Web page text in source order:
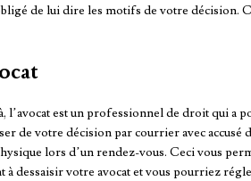
de lui dire les motifs de votre décision.
l’avocat est un professionnel de droit qui a
de votre décision par courrier avec accusé
lors d’un rendez-vous. Ceci vous
dessaisir votre avocat et vous pourriez